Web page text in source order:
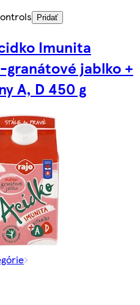
Pridať
Imunita
granátové jablko +
A, D 450 g